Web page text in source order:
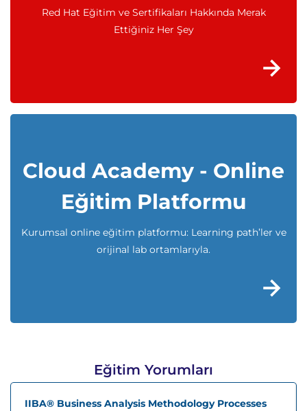
Red Hat Eğitim ve Sertifikaları Hakkında Merak
Ettiğiniz Her Şey
Cloud Academy - Online
Eğitim Platformu
Kurumsal online eğitim platformu: Learning path’ler ve
orijinal lab ortamlarıyla.
Eğitim Yorumları
IIBA® Business Analysis Methodology Processes